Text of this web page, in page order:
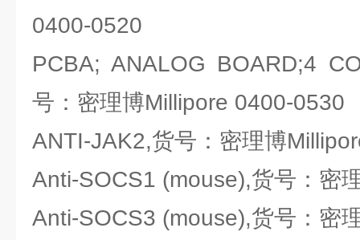
0400-0520
PCBA; ANALOG BOARD;4
号：密理博Millipore 0400-0530
ANTI-JAK2,货号：密理博
Anti-SOCS1 (mouse),货号：密
Anti-SOCS3 (mouse),货号：密